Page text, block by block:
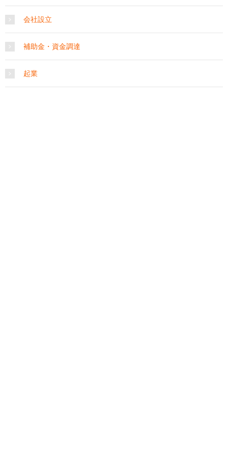
会社設立
補助金・資金調達
起業